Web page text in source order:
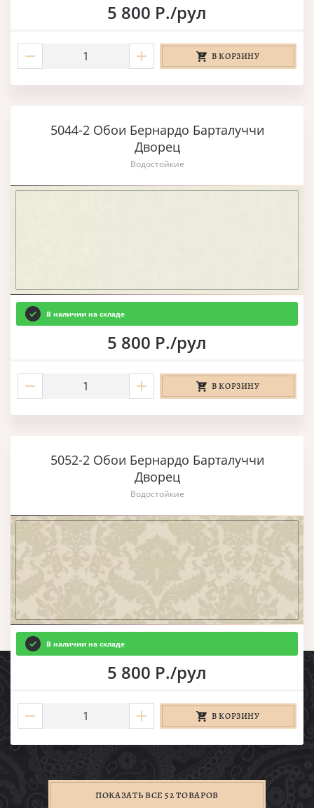
5 800 Р./рул
В КОРЗИНУ
5044-2 Обои Бернардо Барталуччи
Дворец
Водостойкие
В наличии на складе
5 800 Р./рул
В КОРЗИНУ
5052-2 Обои Бернардо Барталуччи
Дворец
Водостойкие
В наличии на складе
5 800 Р./рул
В КОРЗИНУ
ПОКАЗАТЬ ВСЕ 52 ТОВАРОВ